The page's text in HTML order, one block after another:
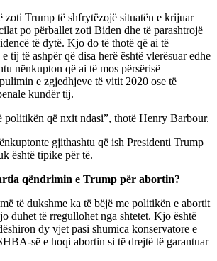
zoti Trump të shfrytëzojë situatën e krijuar
po përballet zoti Biden dhe të parashtrojë
të dytë. Kjo do të thotë që ai të
tij të ashpër që disa herë është vlerësuar edhe
nënkupton që ai të mos përsërisë
e zgjedhjeve të vitit 2020 ose të
kundër tij.
politikën që nxit ndasi”, thotë Henry Barbour.
gjithashtu që ish Presidenti Trump
është tipike për të.
qëndrimin e Trump për abortin?
të dukshme ka të bëjë me politikën e abortit
duhet të rregullohet nga shtetet. Kjo është
dy vjet pasi shumica konservatore e
së e hoqi abortin si të drejtë të garantuar